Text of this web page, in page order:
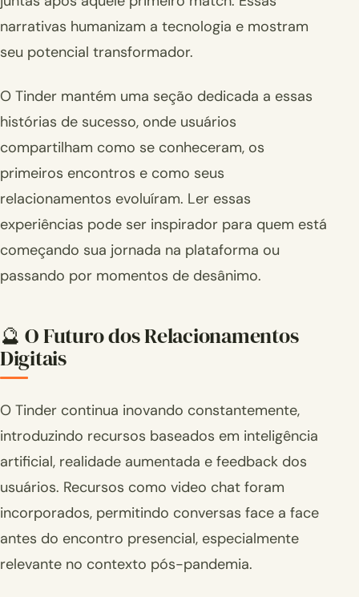
narrativas humanizam a tecnologia e mostram
seu potencial transformador.
O Tinder mantém uma seção dedicada a essas
histórias de sucesso, onde usuários
compartilham como se conheceram, os
primeiros encontros e como seus
relacionamentos evoluíram. Ler essas
experiências pode ser inspirador para quem está
começando sua jornada na plataforma ou
passando por momentos de desânimo.
🔮 O Futuro dos Relacionamentos
Digitais
O Tinder continua inovando constantemente,
introduzindo recursos baseados em inteligência
artificial, realidade aumentada e feedback dos
usuários. Recursos como video chat foram
incorporados, permitindo conversas face a face
antes do encontro presencial, especialmente
relevante no contexto pós-pandemia.